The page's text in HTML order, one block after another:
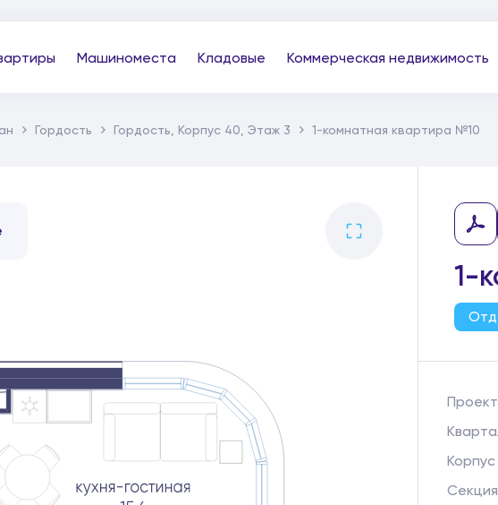
Машиноместа Кладовые Коммерческая недвижимость
Гордость Гордость, Корпус 40, Этаж 3 1-комнатная квартира №10
1-
Проект
Корпус
Секция